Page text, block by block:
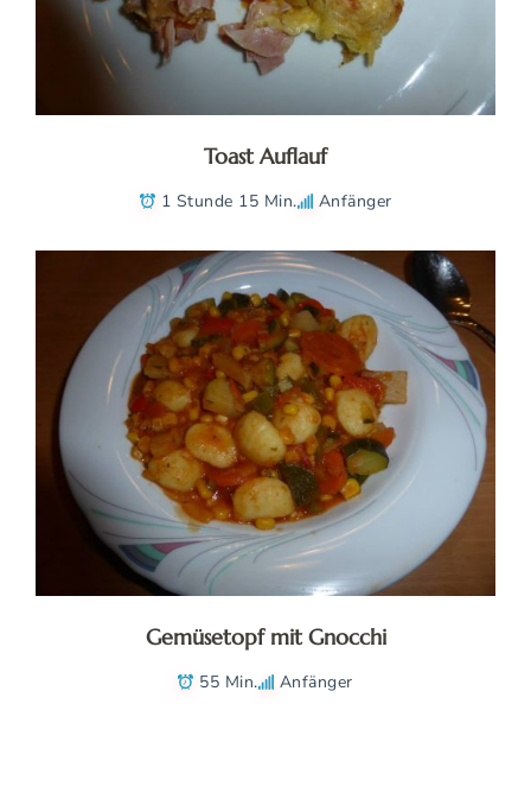
Toast Auflauf
1 Stunde 15 Min. Anfänger
Gemüsetopf mit Gnocchi
55 Min. Anfänger